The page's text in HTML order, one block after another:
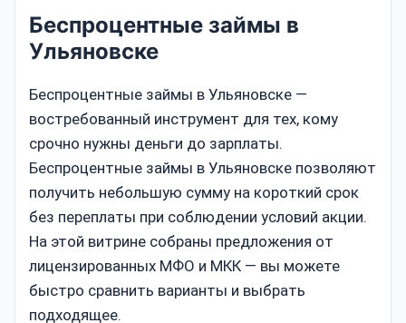
Беспроцентные займы в
Ульяновске
Беспроцентные займы в Ульяновске —
востребованный инструмент для тех, кому
срочно нужны деньги до зарплаты.
Беспроцентные займы в Ульяновске позволяют
получить небольшую сумму на короткий срок
без переплаты при соблюдении условий акции.
На этой витрине собраны предложения от
лицензированных МФО и МКК — вы можете
быстро сравнить варианты и выбрать
подходящее.